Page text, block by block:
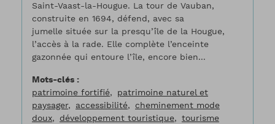
Saint-Vaast-la-Hougue. La tour de Vauban,
construite en 1694, défend, avec sa
jumelle située sur la presqu’île de la Hougue,
l’accès à la rade. Elle complète l’enceinte
gazonnée qui entoure l’île, encore bien...
Mots-clés
patrimoine fortifié
patrimoine naturel et
paysager
accessibilité
cheminement mode
doux
développement touristique
tourisme